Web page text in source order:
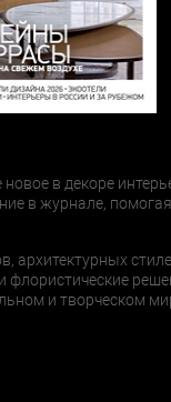
в декоре
в журнале,
и творческом